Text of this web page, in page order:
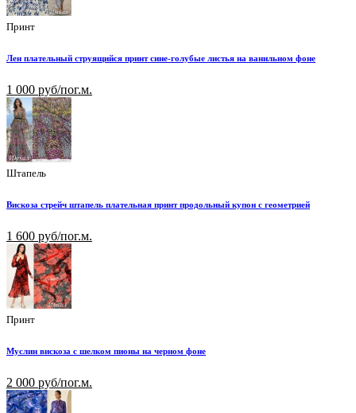
Принт
Лен плательный струящийся принт сине-голубые листья на ванильном фоне
1 000 руб/пог.м.
Штапель
Вискоза стрейч штапель плательная принт продольный купон с геометрией
1 600 руб/пог.м.
Принт
Муслин вискоза с шелком пионы на черном фоне
2 000 руб/пог.м.